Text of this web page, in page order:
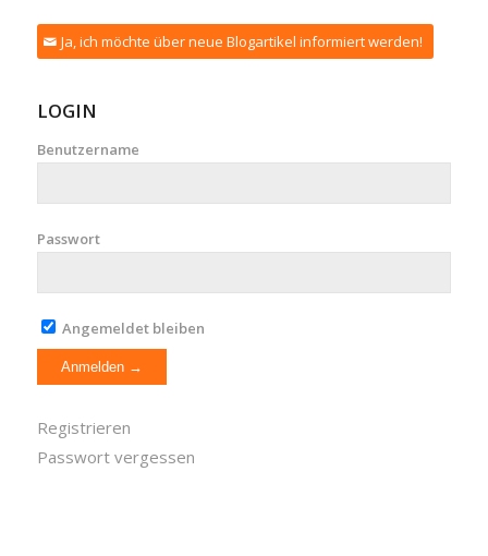
Ja, ich möchte über neue Blogartikel informiert werden!
LOGIN
Benutzername
Passwort
Angemeldet bleiben
Registrieren
Passwort vergessen